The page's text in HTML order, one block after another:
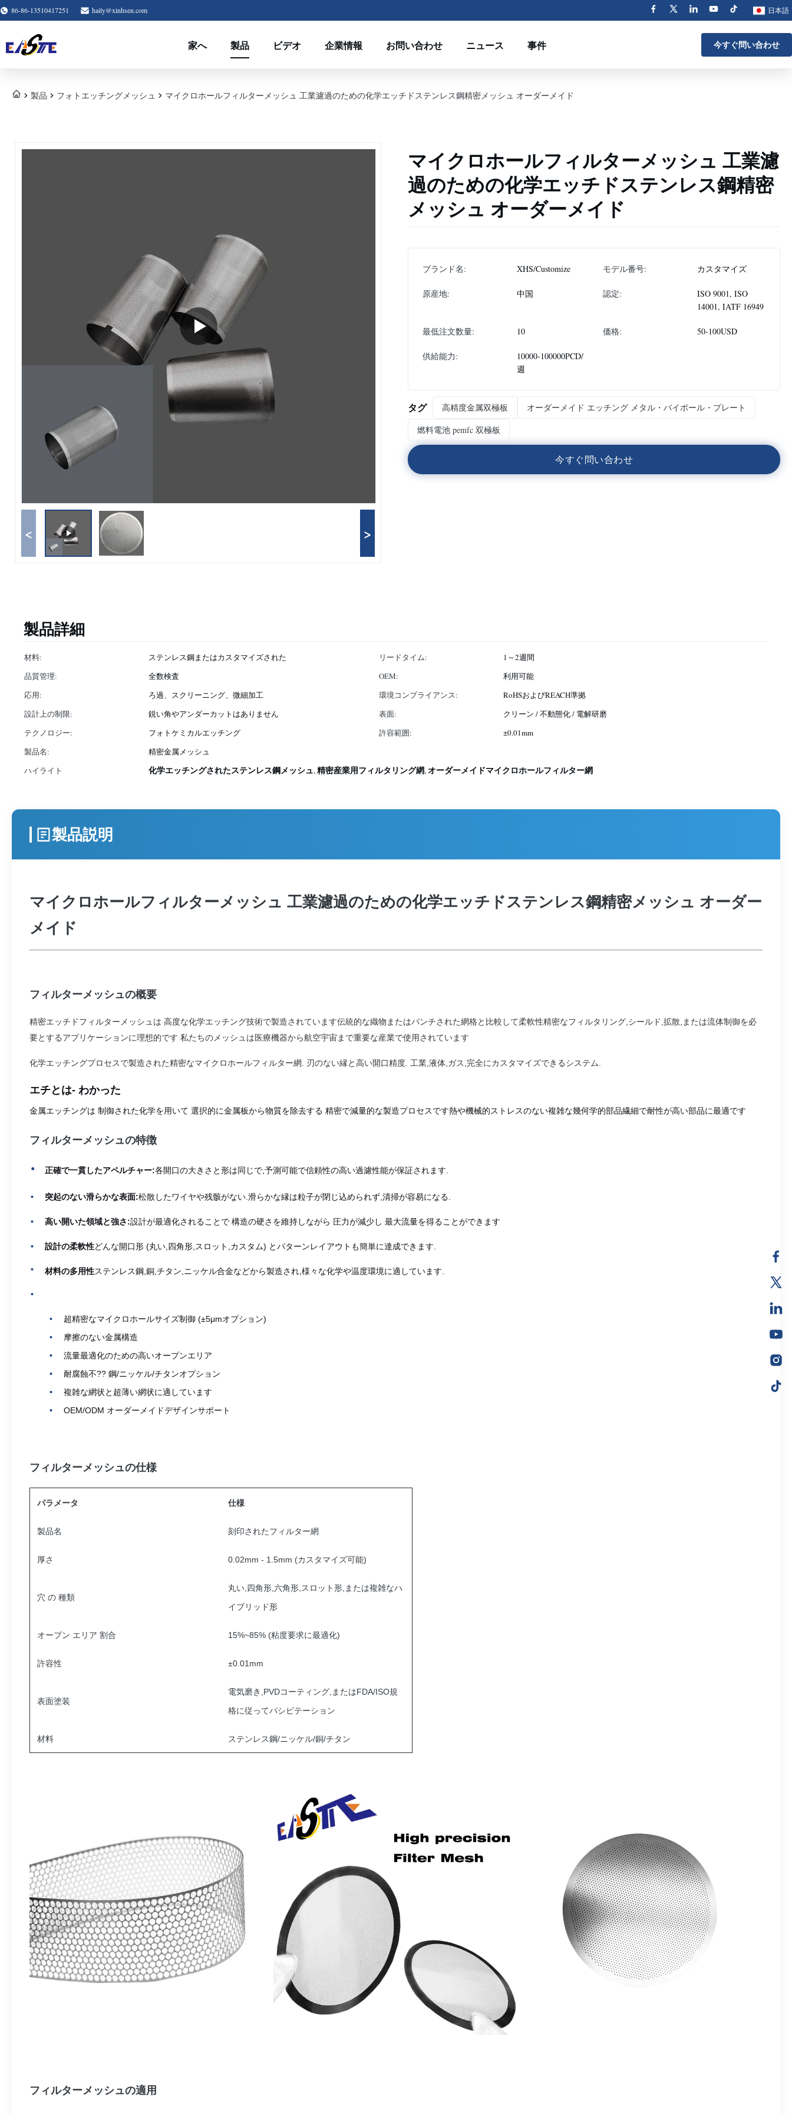
86-86-13510417251 haily@xinhsen.com 日本語
家へ 製品 ビデオ 企業情報 お問い合わせ ニュース 事件 今すぐ問い合わせ
製品 フォトエッチングメッシュ マイクロホールフィルターメッシュ 工業濾過のための化学エッチドステンレス鋼精密メッシュ オーダーメイド
< >
マイクロホールフィルターメッシュ 工業濾
過のための化学エッチドステンレス鋼精密
メッシュ オーダーメイド
ブランド名: XHS/Customize モデル番号: カスタマイズ
原産地: 中国 認定:
ISO 9001, ISO
14001, IATF 16949
最低注文数量: 10 価格: 50-100USD
供給能力:
10000-100000PCD/
週
タグ 高精度金属双極板
オーダーメイド エッチング メタル・バイポール・プレート
燃料電池 pemfc 双極板
今すぐ問い合わせ
製品詳細
材料: ステンレス鋼またはカスタマイズされた リードタイム:
1～2週間
品質管理:
全数検査 OEM:
利用可能
応用:
ろ過、スクリーニング、微細加工 環境コンプライアンス:
RoHSおよびREACH準拠
設計上の制限:
鋭い角やアンダーカットはありません 表面:
クリーン / 不動態化 / 電解研磨
テクノロジー:
フォトケミカルエッチング 許容範囲:
±0.01mm
製品名:
精密金属メッシュ
ハイライト
化学エッチングされたステンレス鋼メッシュ,精密産業用フィルタリング網,オーダーメイドマイクロホールフィルター網
製品説明
マイクロホールフィルターメッシュ 工業濾過のための化学エッチドステンレス鋼精密メッシュ オーダー
メイド
フィルターメッシュの概要
精密エッチドフィルターメッシュは 高度な化学エッチング技術で製造されています伝統的な織物またはパンチされた網格と比較して柔軟性精密なフィルタリング,シールド,拡散,または流体制御を必
要とするアプリケーションに理想的です 私たちのメッシュは医療機器から航空宇宙まで重要な産業で使用されています
化学エッチングプロセスで製造された精密なマイクロホールフィルター網. 刃のない縁と高い開口精度. 工業,液体,ガス,完全にカスタマイズできるシステム.
エチとは- わかった
金属エッチングは 制御された化学を用いて 選択的に金属板から物質を除去する 精密で減量的な製造プロセスです熱や機械的ストレスのない複雑な幾何学的部品繊細で耐性が高い部品に最適です
フィルターメッシュの特徴
正確で一貫したアペルチャー:各開口の大きさと形は同じで,予測可能で信頼性の高い過濾性能が保証されます.
突起のない滑らかな表面:松散したワイヤや残骸がない.滑らかな縁は粒子が閉じ込められず,清掃が容易になる.
高い開いた領域と強さ:設計が最適化されることで 構造の硬さを維持しながら 圧力が減少し 最大流量を得ることができます
設計の柔軟性どんな開口形 (丸い,四角形,スロット,カスタム) とパターンレイアウトも簡単に達成できます.
材料の多用性ステンレス鋼,銅,チタン,ニッケル合金などから製造され,様々な化学や温度環境に適しています.
超精密なマイクロホールサイズ制御 (±5μmオプション)
摩擦のない金属構造
流量最適化のための高いオープンエリア
耐腐蝕不?? 鋼/ニッケル/チタンオプション
複雑な網状と超薄い網状に適しています
OEM/ODM オーダーメイドデザインサポート
フィルターメッシュの仕様
パラメータ 仕様
製品名 刻印されたフィルター網
厚さ 0.02mm - 1.5mm (カスタマイズ可能)
穴 の 種類
丸い,四角形,六角形,スロット形,または複雑なハ
イブリッド形
オープン エリア 割合 15%~85% (粘度要求に最適化)
許容性 ±0.01mm
表面塗装
電気磨き,PVDコーティング,またはFDA/ISO規
格に従ってパシビテーション
材料 ステンレス鋼/ニッケル/銅/チタン
フィルターメッシュの適用